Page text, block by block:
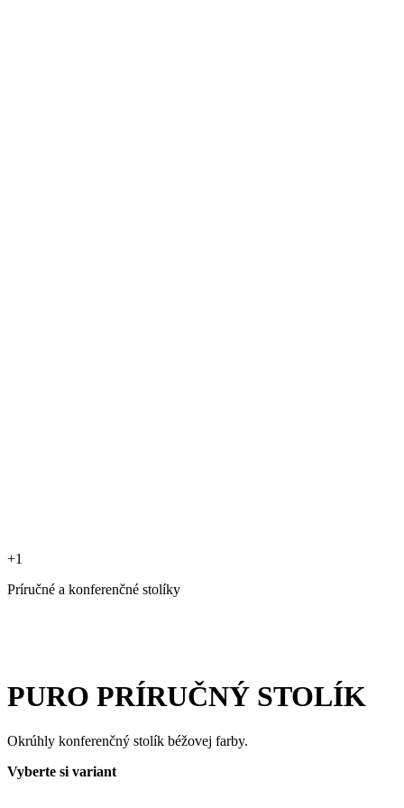
+1
Príručné a konferenčné stolíky
PURO PRÍRUČNÝ STOLÍK
Okrúhly konferenčný stolík béžovej farby.
Vyberte si variant